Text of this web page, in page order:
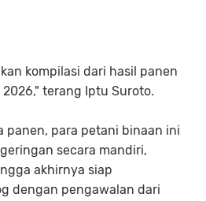
kompilasi dari hasil panen
terang Iptu Suroto.
panen, para petani binaan ini
secara mandiri,
akhirnya siap
dengan pengawalan dari